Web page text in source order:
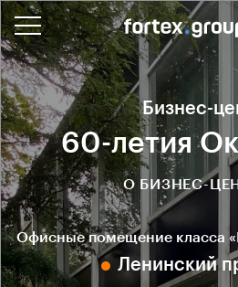
Бизнес-
60-летия
О БИЗНЕС-
Офисные помещение класса
Ленинский